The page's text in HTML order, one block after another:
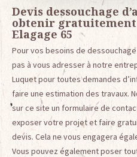
Devis dessouchage
obtenir
Elagage 65
Pour vos besoins de
pas à vous adresser à notre
Luquet pour toutes demandes
faire une estimation des travaux.
sur ce site un formulaire de
exposer votre projet et faire
devis. Cela ne vous engagera
Vous pouvez également poser